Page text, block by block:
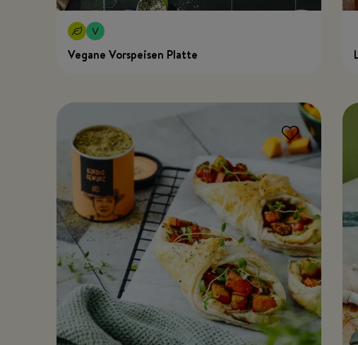
Vegane Vorspeisen Platte